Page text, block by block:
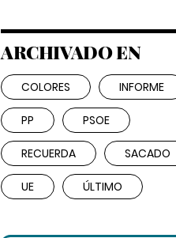
ARCHIVADO EN
COLORES INFORME
PP PSOE
RECUERDA SACADO
UE ÚLTIMO